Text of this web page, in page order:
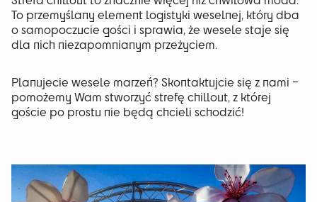
To przemyślany element logistyki weselnej, który dba
o samopoczucie gości i sprawia, że wesele staje się
dla nich niezapomnianym przeżyciem.
Planujecie wesele marzeń? Skontaktujcie się z nami –
pomożemy Wam stworzyć strefę chillout, z której
goście po prostu nie będą chcieli schodzić!